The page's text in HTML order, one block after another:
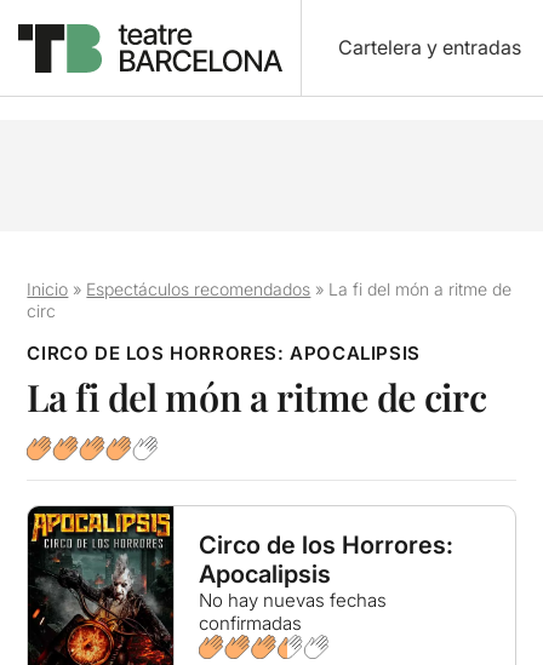
Cartelera y entradas
Inicio » Espectáculos recomendados » La fi del món a ritme de
circ
CIRCO DE LOS HORRORES: APOCALIPSIS
La fi del món a ritme de circ
Circo de los Horrores:
Apocalipsis
No hay nuevas fechas
confirmadas